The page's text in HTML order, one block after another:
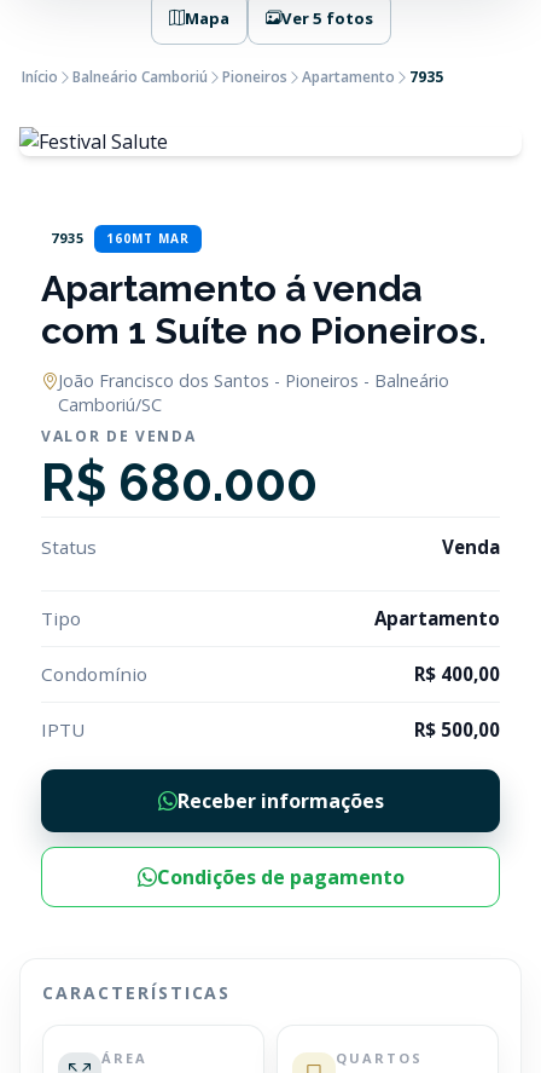
Mapa Ver 5 fotos
Início Balneário Camboriú Pioneiros Apartamento 7935
7935 160MT MAR
Apartamento á venda
com 1 Suíte no Pioneiros.
João Francisco dos Santos - Pioneiros - Balneário
Camboriú/SC
VALOR DE VENDA
R$ 680.000
Status Venda
Tipo Apartamento
Condomínio R$ 400,00
IPTU R$ 500,00
Receber informações
Condições de pagamento
CARACTERÍSTICAS
ÁREA QUARTOS